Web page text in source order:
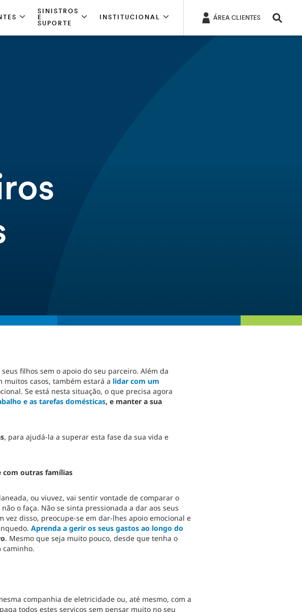
SINISTROS
E
SUPORTE
INSTITUCIONAL ÁREA CLIENTES
filhos sem o apoio do seu parceiro. Além da
casos, também estará a lidar com um
Se está nesta situação, o que precisa agora
e as tarefas domésticas, e manter a sua
, para ajudá-la a superar esta fase da sua vida e
com outras famílias
ou viuvez, vai sentir vontade de comparar o
o faça. Não se sinta pressionada a dar aos seus
disso, preocupe-se em dar-lhes apoio emocional e
Aprenda a gerir os seus gastos ao longo do
. Mesmo que seja muito pouco, desde que tenha o
caminho.
companhia de eletricidade ou, até mesmo, com a
todos estes serviços sem pensar muito no seu